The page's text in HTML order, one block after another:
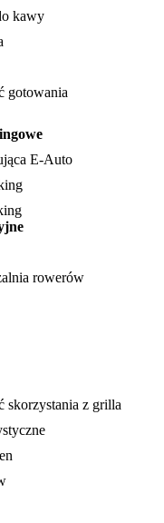
kawy
gotowania
E-Auto
rowerów
skorzystania z grilla